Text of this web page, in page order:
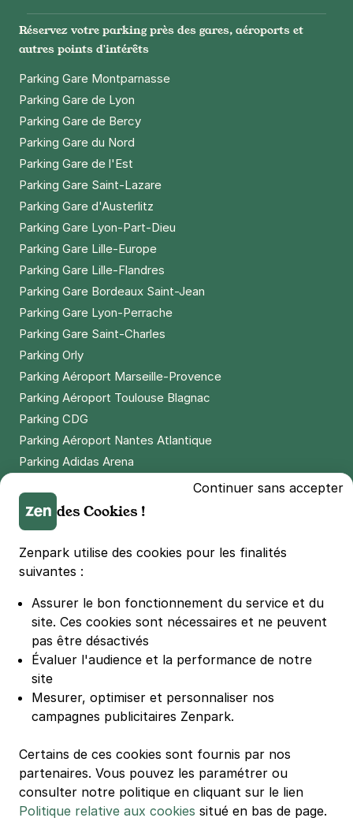
Réservez votre parking près des gares, aéroports et
autres points d'intérêts
Parking Gare Montparnasse
Parking Gare de Lyon
Parking Gare de Bercy
Parking Gare du Nord
Parking Gare de l'Est
Parking Gare Saint-Lazare
Parking Gare d'Austerlitz
Parking Gare Lyon-Part-Dieu
Parking Gare Lille-Europe
Parking Gare Lille-Flandres
Parking Gare Bordeaux Saint-Jean
Parking Gare Lyon-Perrache
Parking Gare Saint-Charles
Parking Orly
Parking Aéroport Marseille-Provence
Parking Aéroport Toulouse Blagnac
Parking CDG
Parking Aéroport Nantes Atlantique
Parking Adidas Arena
Parking LDLC Arena
Parking Stade Pierre Mauroy
Parking Groupama Stadium
Parking Vélodrome
Parking Bercy
Parking La Défense Arena
Parking Les 4 temps
Parking Nation
Parking Porte de Versailles
Parking Lille Grand Palais
Parking Casino Barrière Lille
🌍 Passer de 130 à 110 km/h sur autoroute réduit votre
Continuer sans accepter
des Cookies !
Zenpark utilise des cookies pour les finalités
suivantes :
Assurer le bon fonctionnement du service et du
site. Ces cookies sont nécessaires et ne peuvent
pas être désactivés
Évaluer l'audience et la performance de notre
site
Mesurer, optimiser et personnaliser nos
campagnes publicitaires Zenpark.
Certains de ces cookies sont fournis par nos
partenaires. Vous pouvez les paramétrer ou
consulter notre politique en cliquant sur le lien
Politique relative aux cookies situé en bas de page.